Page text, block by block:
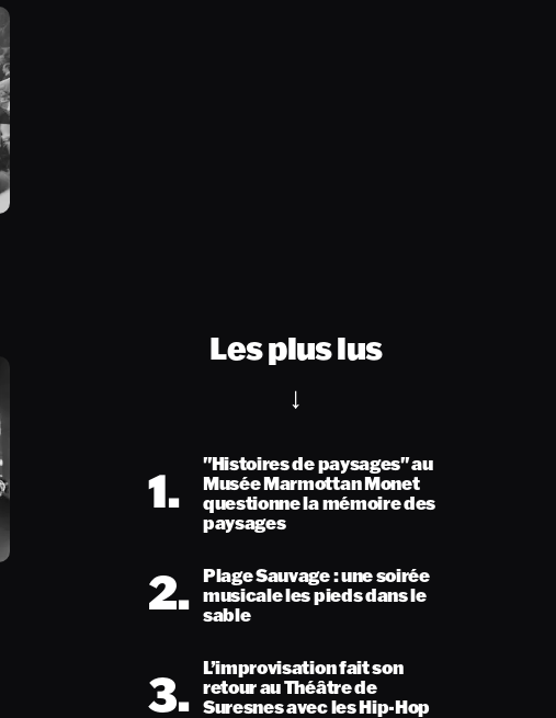
Les plus lus
1.
"Histoires de paysages" au
Musée Marmottan Monet
questionne la mémoire des
paysages
2. Plage Sauvage : une soirée
musicale les pieds dans le
sable
3. L’improvisation fait son
retour au Théâtre de
Suresnes avec les Hip-Hop